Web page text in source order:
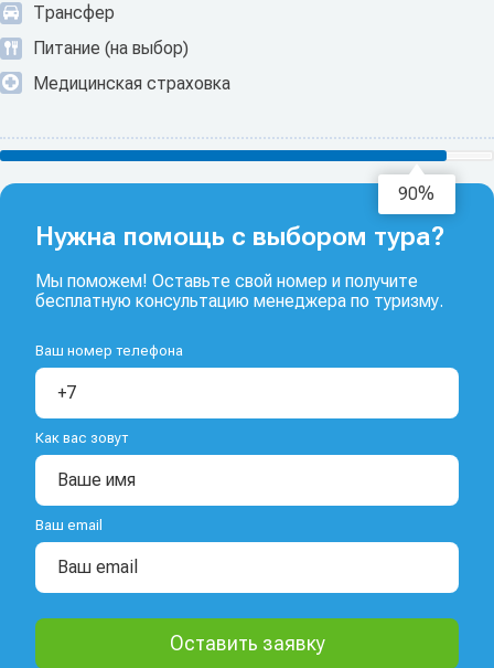
Трансфер
Питание (на выбор)
Медицинская страховка
92%
Нужна помощь с выбором тура?
Мы поможем! Оставьте свой номер и получите
бесплатную консультацию менеджера по туризму.
Ваш номер телефона
Как вас зовут
Ваш email